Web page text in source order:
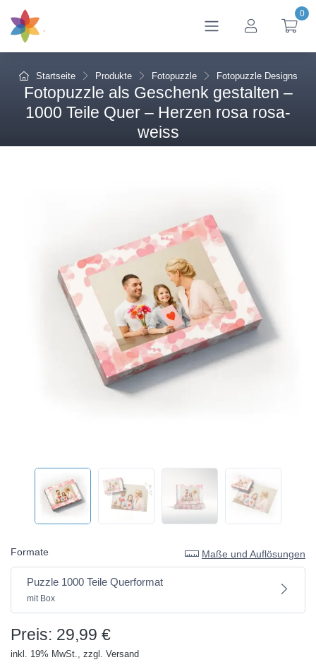
0
Startseite Produkte Fotopuzzle Fotopuzzle Designs
Fotopuzzle als Geschenk gestalten –
1000 Teile Quer – Herzen rosa rosa-
weiss
Formate Maße und Auflösungen
Puzzle 1000 Teile Querformat
mit Box
Preis: 29,99 €
inkl. 19% MwSt., zzgl. Versand